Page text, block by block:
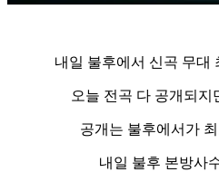
내일 불후에서 신곡 무대
오늘 전곡 다 공개되지
공개는 불후에서가
내일 불후 본방사